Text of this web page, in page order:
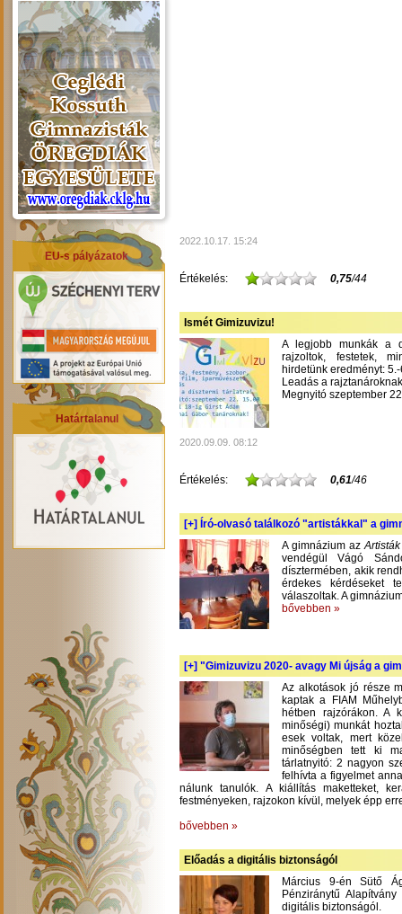
EU-s pályázatok
Határtalanul
2022.10.17. 15:24
Értékelés: 0,75/44
Ismét Gimizuvizu!
A legjobb munkák a
rajzoltok, festetek,
hirdetünk eredményt:
Leadás a
Megnyitó szeptember
2020.09.09. 08:12
Értékelés: 0,61/46
[+] Író-olvasó találkozó "artistákkal" a
A gimnázium az
vendégül Vágó
dísztermében, akik
érdekes kérdéseket
válaszoltak. A
bővebben »
[+] "Gimizuvizu 2020- avagy Mi újság a
Az alkotások jó része
kaptak a FIAM
hétben rajzórákon. A
minőségi) munkát
esek voltak, mert
minőségben tett ki
tárlatnyitó: 2 nagyon
felhívta a figyelmet
nálunk tanulók. A kiállítás maketteket,
festményeken, rajzokon kívül, melyek épp
bővebben »
Előadás a digitális biztonságól
Március 9-én Sütő
Pénziránytű
digitális biztonságól.